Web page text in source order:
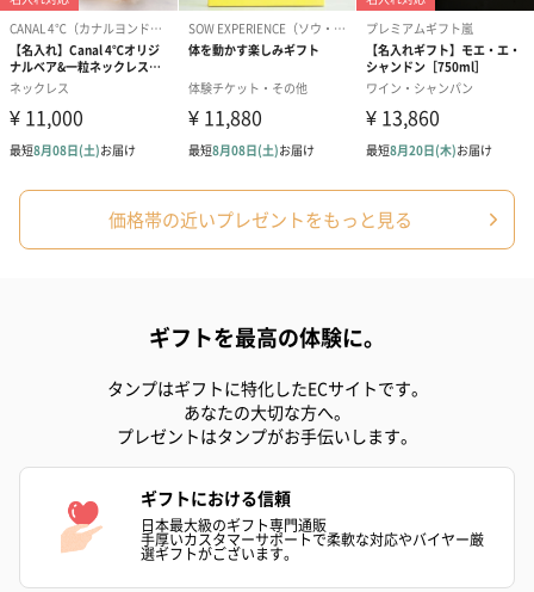
CLAYD WEEKBOOK：
30g×7袋
Huxleyボディオイル;モロッカンガーデナー：
原産国
kailijumeiリップティント：
CLAYD WEEKBOOK：
アメリカ
Huxleyボディオイル;モロッカンガーデナー：
（パッケージ）幅4.9cm×奥行2.5cm×高さ9.3cm
「オイル」などの成分を含む商品は航空危険物に含ま
れるため航空機に搭載することができません。
そのため離島などの航空便を使用する地域にお住まい
のかたへお届けの場合は、船便に変更するため1週間前
価格帯の近いプレゼントをもっと見る
ギフトを最高の体験に。
タンプはギフトに特化したECサイトです。
あなたの大切な方へ。
プレゼントはタンプがお手伝いします。
ギフトにおける信頼
日本最大級のギフト専門通販
手厚いカスタマーサポートで柔軟な対応やバイヤー厳
選ギフトがございます。